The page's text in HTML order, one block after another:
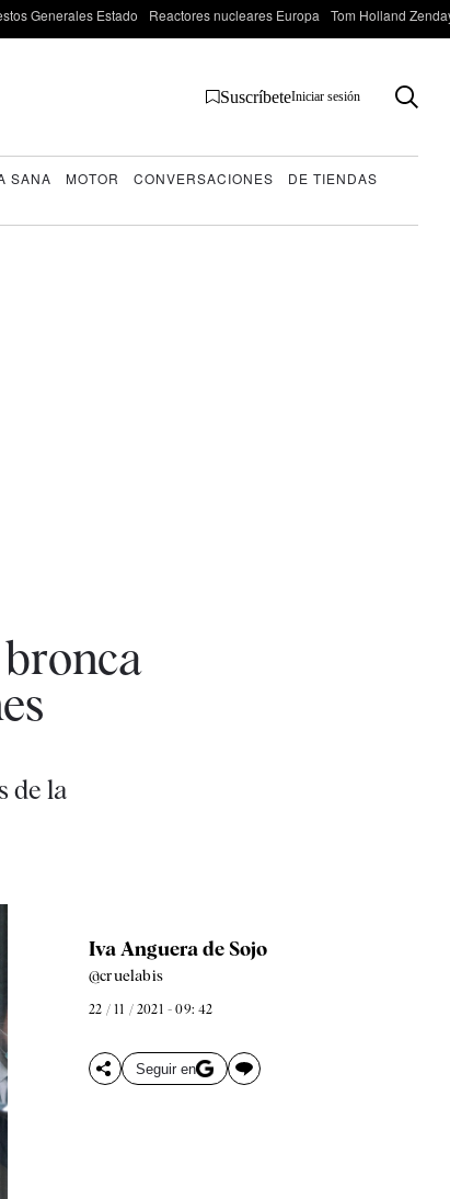
Generales Estado Reactores nucleares Europa Tom Holland
SuscríbeteIniciar sesión
SANA MOTOR CONVERSACIONES
DE TIENDAS
de la
Iva Anguera de Sojo
@cruelabis
22 / 11 / 2021 - 09: 42
Seguir en